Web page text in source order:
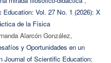
Vol. 27 No. 1 (2026): X
de la Física
Alarcón González,
y Oportunidades en un
Journal of Scientific Education: